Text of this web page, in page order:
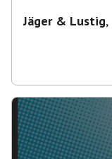
Jäger & Lustig,